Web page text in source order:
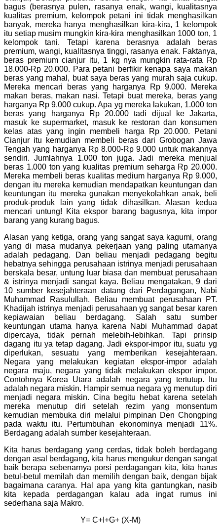
bagus (berasnya pulen, rasanya enak, wangi, kualitasnya
kualitas premium, kelompok petani ini tidak menghasilkan
banyak, mereka hanya menghasilkan kira-kira, 1 kelompok
itu setiap musim mungkin kira-kira menghasilkan 1000 ton, 1
kelompok tani. Tetapi karena berasnya adalah beras
premium, wangi, kualitasnya tinggi, rasanya enak. Faktanya,
beras premium cianjur itu, 1 kg nya mungkin rata-rata Rp
18.000-Rp 20.000. Para petani berfikir kenapa saya makan
beras yang mahal, buat saya beras yang murah saja cukup.
Mereka mencari beras yang harganya Rp 9.000. Mereka
makan beras, makan nasi. Tetapi buat mereka, beras yang
harganya Rp 9.000 cukup. Apa yg mereka lakukan, 1.000 ton
beras yang harganya Rp 20.000 tadi dijual ke Jakarta,
masuk ke supermarket, masuk ke restoran dan konsumen
kelas atas yang ingin membeli harga Rp 20.000. Petani
Cianjur itu kemudian membeli beras dari Grobogan Jawa
Tengah yang harganya Rp 8.000-Rp 9.000 untuk makannya
sendiri. Jumlahnya 1.000 ton juga. Jadi mereka menjual
beras 1.000 ton yang kualitas premium seharga Rp 20.000.
Mereka membeli beras kualitas medium harganya Rp 9.000,
dengan itu mereka kemudian mendapatkan keuntungan dan
keuntungan itu mereka gunakan menyekolahkan anak, beli
produk-produk lain yang tidak dihasilkan. Alasan kedua
mencari untung! Kita ekspor barang bagusnya, kita impor
barang yang kurang bagus.
Alasan yang ketiga, orang yang sangat saya kagumi, orang
yang di masa mudanya pekerjaan yang paling utamanya
adalah pedagang. Dan beliau menjadi pedagang begitu
hebatnya sehingga perusahaan istrinya menjadi perusahaan
berskala besar, untung luar biasa dan membuat perusahaan
& istrinya menjadi sangat kaya. Beliau mengatakan, 9 dari
10 sumber kesejahteraan datang dari Perdagangan, Nabi
Muhammad Rasulullah. Beliau membuat perusahaan PT.
Khadijah istrinya menjadi perusahaan yg sangat besar karen
kepiawaian beliau berdagang. Salah satu sumber
keuntungan utama hanya karena Nabi Muhammad dapat
dipercaya, tidak pernah melebih-lebihkan. Tapi prinsip
dagang itu ya tetap dagang. Jadi ekspor-impor itu, suatu yg
diperlukan, sesuatu yang memberikan kesejahteraan.
Negara yang melakukan kegiatan ekspor-impor adalah
negara maju, negara yang tidak melakukan ekspor impor.
Contohnya Korea Utara adalah negara yang tertutup. Itu
adalah negara miskin. Hampir semua negara yg menutup diri
menjadi negara miskin. Cina begitu hebat karena setelah
mereka menutup diri setelah rezim yang monsentum
kemudian membuka diri melalui pimpinan Den Chongping
pada waktu itu. Pertumbuhan ekonominya menjadi 11%.
Berdagang adalah sumber kesejahteraan.
Kita harus berdagang yang cerdas, tidak boleh berdagang
dengan asal berdagang, kita harus mengukur dengan sangat
baik berapa sebenarnya porsi perdagangan kita, kita harus
betul-betul memilah dan memilih dengan baik, dengan bijak
bagaimana caranya. Hal apa yang kita gantungkan, nasib
kita kepada perdagangan kalau ada ingat rumus ini
sederhana saja Makro.
Y= C+I+G+ (X-M)